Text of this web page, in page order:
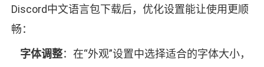
Discord中文语言包下载后，优化设置能让使用更顺
畅：
字体调整：在“外观”设置中选择适合的字体大小，